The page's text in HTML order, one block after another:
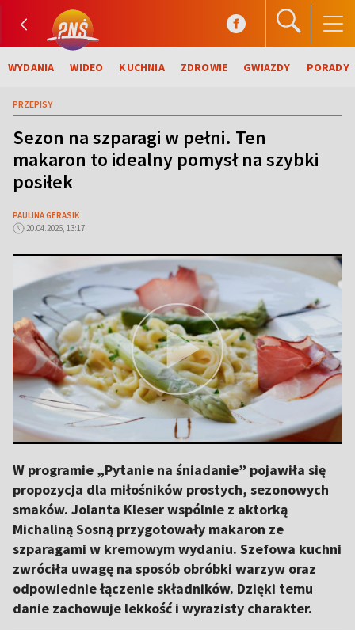
WYDANIA WIDEO KUCHNIA ZDROWIE GWIAZDY PORADY
PRZEPISY
Sezon na szparagi w pełni. Ten
makaron to idealny pomysł na szybki
posiłek
PAULINA GERASIK
20.04.2026, 13:17
W programie „Pytanie na śniadanie” pojawiła się
propozycja dla miłośników prostych, sezonowych
smaków. Jolanta Kleser wspólnie z aktorką
Michaliną Sosną przygotowały makaron ze
szparagami w kremowym wydaniu. Szefowa kuchni
zwróciła uwagę na sposób obróbki warzyw oraz
odpowiednie łączenie składników. Dzięki temu
danie zachowuje lekkość i wyrazisty charakter.